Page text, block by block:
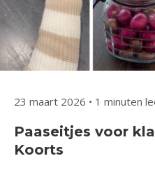
Paaseitjes voor
Koorts
23 maart 2026 • 1 minuten